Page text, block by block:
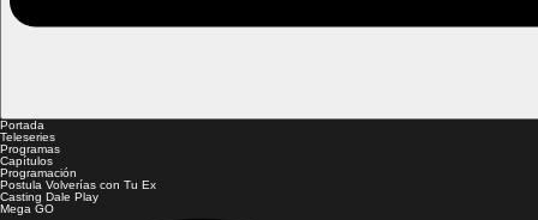
Portada
Teleseries
Programas
Capítulos
Programación
Postula Volverías con Tu Ex
Casting Dale Play
Mega GO